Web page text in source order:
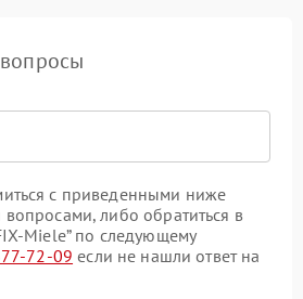
с приведенными ниже
либо обратиться в
Miele” по следующему
72-09 если не нашли ответ на